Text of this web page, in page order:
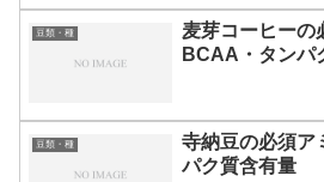
豆類・種
麦芽コーヒーの
BCAA・タンパ
豆類・種
寺納豆の必須
パク質含有量